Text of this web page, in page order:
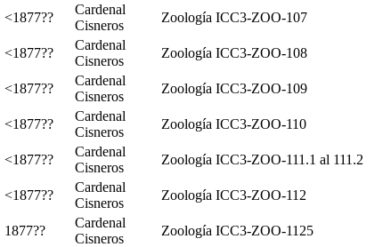
<1877??
Cardenal
Cisneros
Zoología ICC3-ZOO-107
<1877??
Cardenal
Cisneros
Zoología ICC3-ZOO-108
<1877??
Cardenal
Cisneros
Zoología ICC3-ZOO-109
<1877??
Cardenal
Cisneros
Zoología ICC3-ZOO-110
<1877??
Cardenal
Cisneros
Zoología ICC3-ZOO-111.1 al 111.2
<1877??
Cardenal
Cisneros
Zoología ICC3-ZOO-112
1877??
Cardenal
Cisneros
Zoología ICC3-ZOO-1125